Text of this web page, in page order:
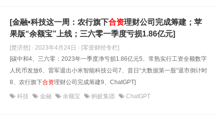
[金融•科技这一周：农行旗下合资理财公司完成筹建；苹
果版“余额宝”上线；三六零一季度亏损1.86亿元]
[楚济慈] · 2023年4月24日 · [零壹财经专栏]
[碳中和4、三六零：2023年一季度净亏损1.86亿元5、常熟实行工资全额数字
人民币发放6、雷军退出小米智能科技公司7、昔日“大数据第一股”退市倒计时
8、农行旗下合资理财公司完成筹建9、ChatGPT]
科技 金融 余额宝 蚂蚁集团 ChatGPT